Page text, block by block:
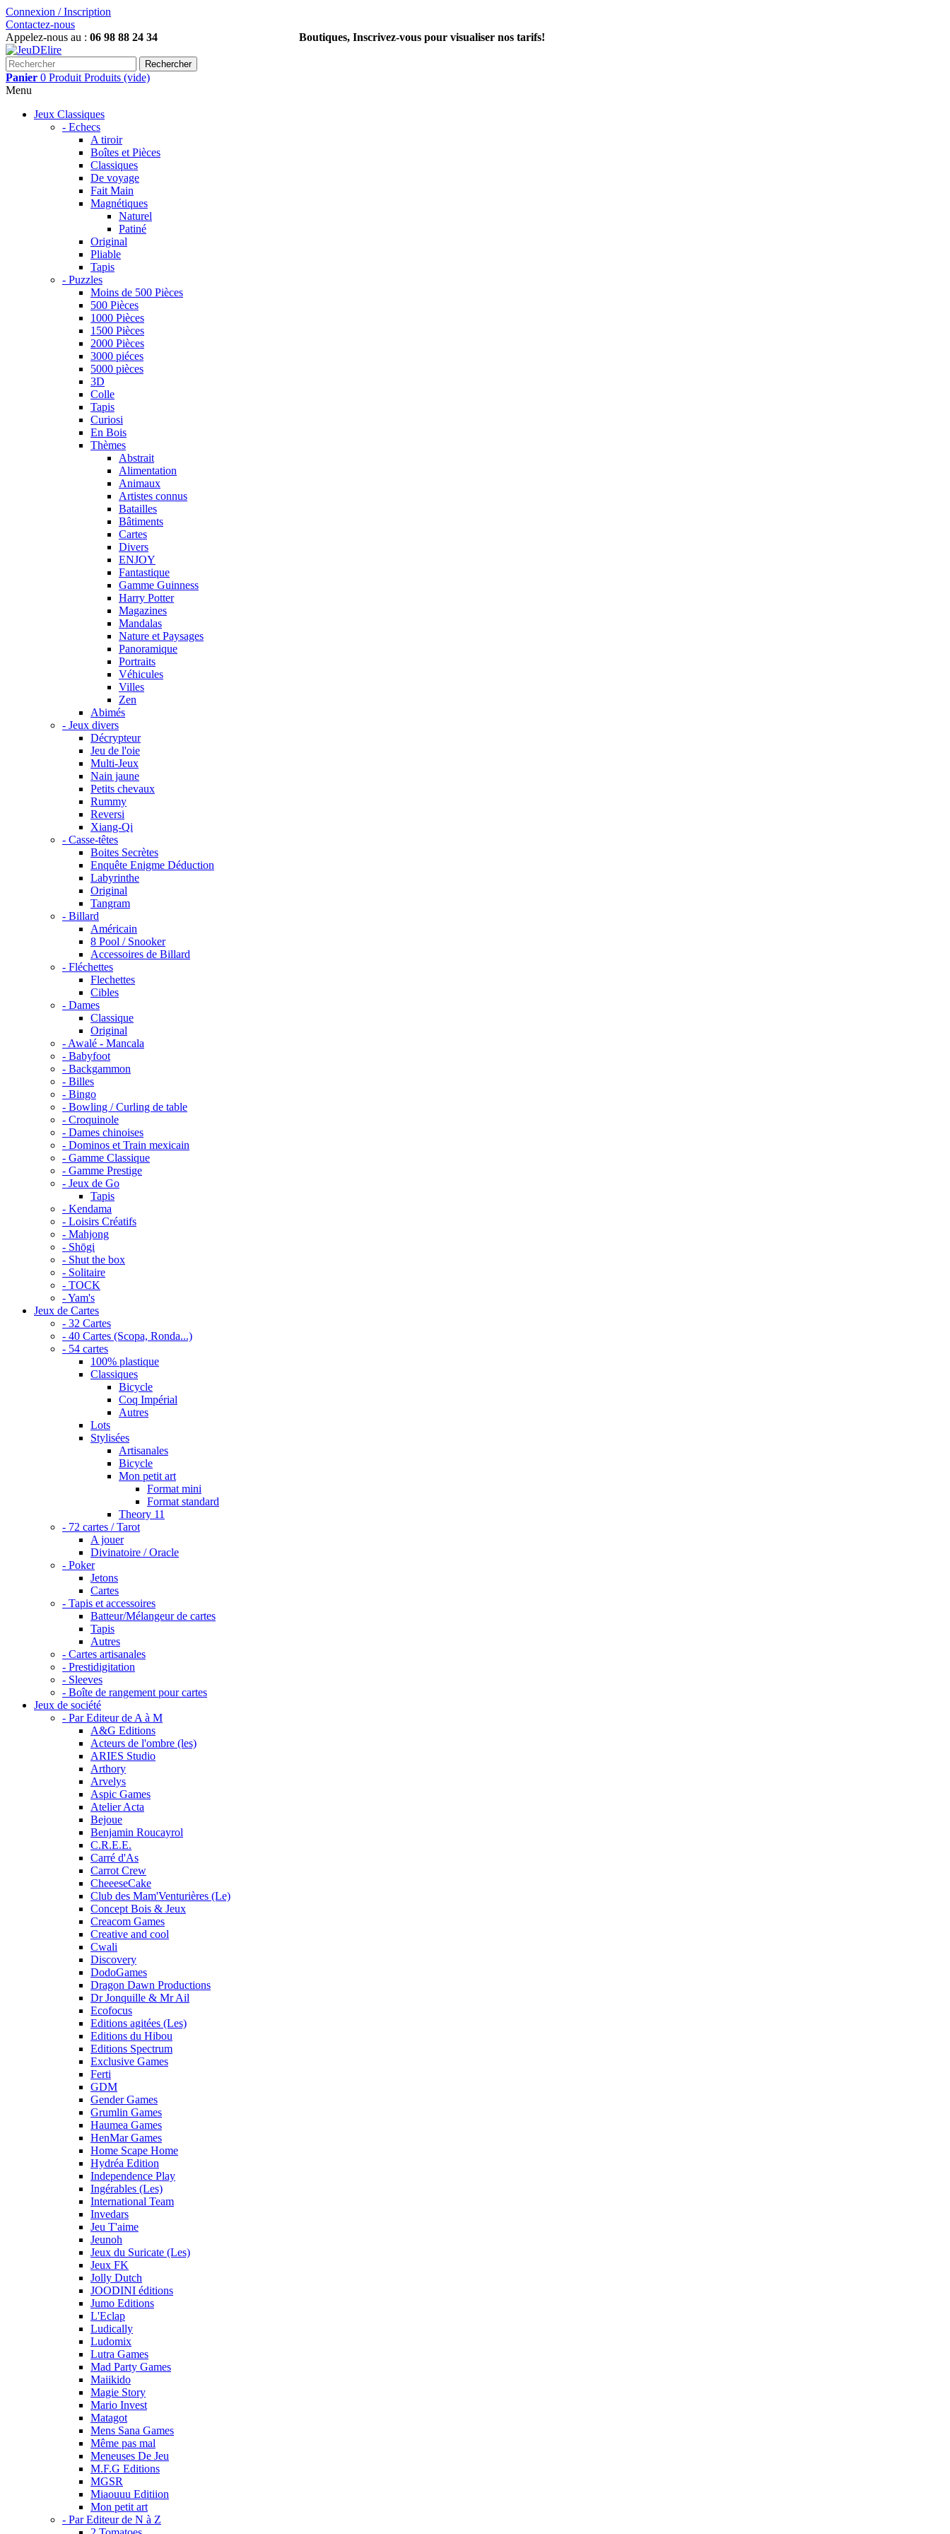
Connexion / Inscription
Contactez-nous
Appelez-nous au : 06 98 88 24 34 Boutiques, Inscrivez-vous pour visualiser nos tarifs!
Rechercher
Panier 0 Produit Produits (vide)
Menu
Jeux Classiques
- Echecs
A tiroir
Boîtes et Pièces
Classiques
De voyage
Fait Main
Magnétiques
Naturel
Patiné
Original
Pliable
Tapis
- Puzzles
Moins de 500 Pièces
500 Pièces
1000 Pièces
1500 Pièces
2000 Pièces
3000 piéces
5000 pièces
3D
Colle
Tapis
Curiosi
En Bois
Thèmes
Abstrait
Alimentation
Animaux
Artistes connus
Batailles
Bâtiments
Cartes
Divers
ENJOY
Fantastique
Gamme Guinness
Harry Potter
Magazines
Mandalas
Nature et Paysages
Panoramique
Portraits
Véhicules
Villes
Zen
Abimés
- Jeux divers
Décrypteur
Jeu de l'oie
Multi-Jeux
Nain jaune
Petits chevaux
Rummy
Reversi
Xiang-Qi
- Casse-têtes
Boites Secrètes
Enquête Enigme Déduction
Labyrinthe
Original
Tangram
- Billard
Américain
8 Pool / Snooker
Accessoires de Billard
- Fléchettes
Flechettes
Cibles
- Dames
Classique
Original
- Awalé - Mancala
- Babyfoot
- Backgammon
- Billes
- Bingo
- Bowling / Curling de table
- Croquinole
- Dames chinoises
- Dominos et Train mexicain
- Gamme Classique
- Gamme Prestige
- Jeux de Go
Tapis
- Kendama
- Loisirs Créatifs
- Mahjong
- Shōgi
- Shut the box
- Solitaire
- TOCK
- Yam's
Jeux de Cartes
- 32 Cartes
- 40 Cartes (Scopa, Ronda...)
- 54 cartes
100% plastique
Classiques
Bicycle
Coq Impérial
Autres
Lots
Stylisées
Artisanales
Bicycle
Mon petit art
Format mini
Format standard
Theory 11
- 72 cartes / Tarot
A jouer
Divinatoire / Oracle
- Poker
Jetons
Cartes
- Tapis et accessoires
Batteur/Mélangeur de cartes
Tapis
Autres
- Cartes artisanales
- Prestidigitation
- Sleeves
- Boîte de rangement pour cartes
Jeux de société
- Par Editeur de A à M
A&G Editions
Acteurs de l'ombre (les)
ARIES Studio
Arthory
Arvelys
Aspic Games
Atelier Acta
Bejoue
Benjamin Roucayrol
C.R.E.E.
Carré d'As
Carrot Crew
CheeeseCake
Club des Mam'Venturières (Le)
Concept Bois & Jeux
Creacom Games
Creative and cool
Cwali
Discovery
DodoGames
Dragon Dawn Productions
Dr Jonquille & Mr Ail
Ecofocus
Editions agitées (Les)
Editions du Hibou
Editions Spectrum
Exclusive Games
Ferti
GDM
Gender Games
Grumlin Games
Haumea Games
HenMar Games
Home Scape Home
Hydréa Edition
Independence Play
Ingérables (Les)
International Team
Invedars
Jeu T'aime
Jeunoh
Jeux du Suricate (Les)
Jeux FK
Jolly Dutch
JOODINI éditions
Jumo Editions
L'Eclap
Ludically
Ludomix
Lutra Games
Mad Party Games
Maiikido
Magie Story
Mario Invest
Matagot
Mens Sana Games
Même pas mal
Meneuses De Jeu
M.F.G Editions
MGSR
Miaouuu Editiion
Mon petit art
- Par Editeur de N à Z